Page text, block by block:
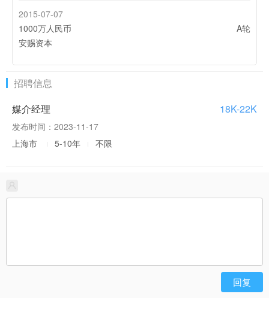
2020-08-21
出海中东游戏市场 服务大R玩家这些坑不要踩
2020-07-30
出海数字营销集团飞书深诺获C轮融资 进一步推动业务增
长
2015-07-07
A轮
1000万人民币
安赐资本
招聘信息
18K-22K
媒介经理
发布时间：2023-11-17
上海市
5-10年 不限
回复